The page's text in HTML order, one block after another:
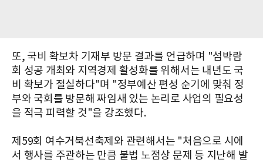
또, 국비 확보차 기재부 방문 결과를 언급하며 "섬박람
회 성공 개최와 지역경제 활성화를 위해서는 내년도 국
비 확보가 절실하다"며 "정부예산 편성 순기에 맞춰 정
부와 국회를 방문해 짜임새 있는 논리로 사업의 필요성
을 적극 피력할 것"을 강조했다.
제59회 여수거북선축제와 관련해서는 "처음으로 시에
서 행사를 주관하는 만큼 불법 노점상 문제 등 지난해 발